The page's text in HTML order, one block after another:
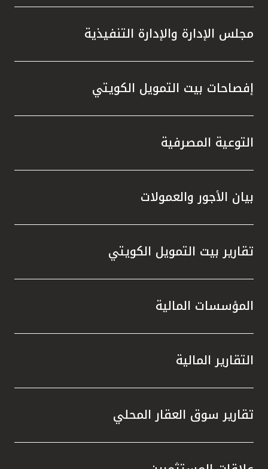
مجلس الإدارة والإدارة التنفيذية
إفصاحات بيت التمويل الكويتي
التوعية المصرفية
بيان الأجور والعمولات
تقارير بيت التمويل الكويتي
المؤسسات المالية
التقارير المالية
تقارير سوق العقار المحلي